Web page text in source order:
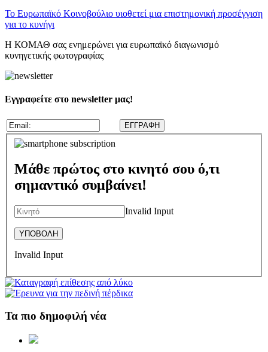
Το Ευρωπαϊκό Κοινοβούλιο υιοθετεί μια επιστημονική προσέγγιση
για το κυνήγι
H ΚΟΜΑΘ σας ενημερώνει για ευρωπαϊκό διαγωνισμό
κυνηγετικής φωτογραφίας
Εγγραφείτε στο newsletter μας!
Μάθε πρώτος στο κινητό σου ό,τι
σημαντικό συμβαίνει!
Invalid Input
Invalid Input
Τα πιο δημοφιλή νέα